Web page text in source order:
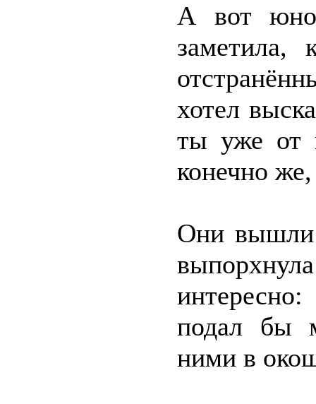
А вот
заметила,
хотел
ты уже от
конечно
Они вышли
подал бы
ними в